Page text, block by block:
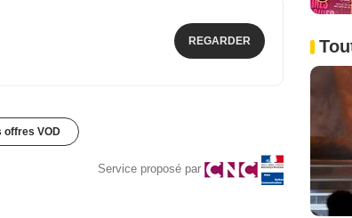
REGARDER
offres VOD
Service proposé par